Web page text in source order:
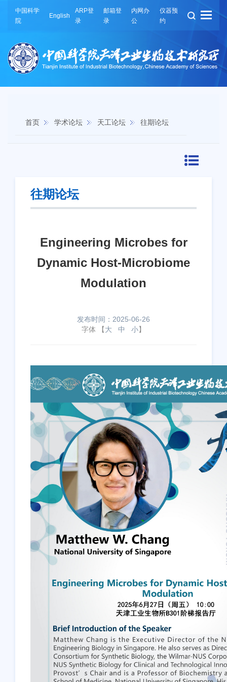
中国科学
院
English
ARP登
录
邮箱登
录
内网办
公
仪器预
约
首页 学术论坛 天工论坛 往期论坛
往期论坛
Engineering Microbes for
Dynamic Host-Microbiome
Modulation
发布时间：2025-06-26
字体 【大 中 小】